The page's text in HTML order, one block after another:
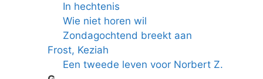
In hechtenis
Wie niet horen wil
Zondagochtend breekt aan
Frost, Keziah
Een tweede leven voor Norbert Z.